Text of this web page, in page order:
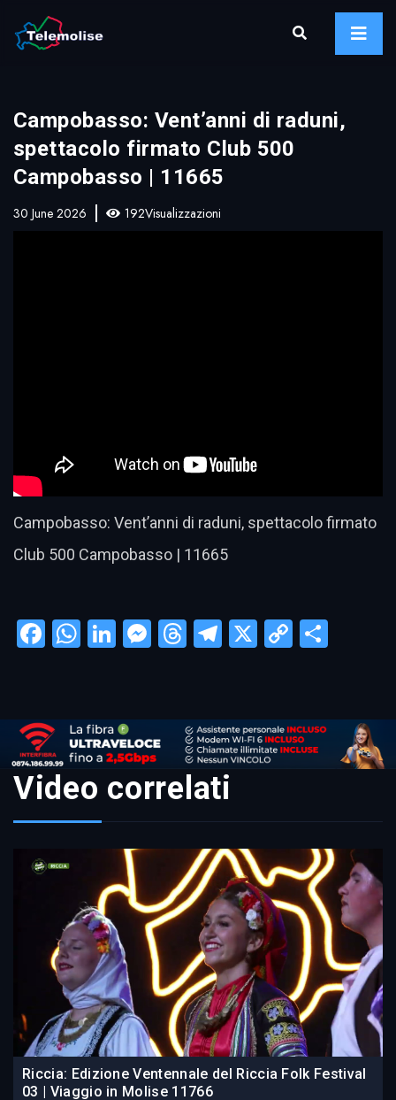
Campobasso: Vent’anni di raduni,
spettacolo firmato Club 500
Campobasso | 11665
30 June 2026 192Visualizzazioni
Campobasso: Vent’anni di raduni, spettacolo firmato
Club 500 Campobasso | 11665
Facebook
WhatsApp
LinkedIn
Messenger
Threads
Telegram
X
Copy
Video correlati
Riccia: Edizione Ventennale del Riccia Folk Festival
03 | Viaggio in Molise 11766